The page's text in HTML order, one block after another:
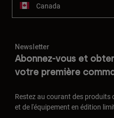
Canada
Newsletter
Abonnez-vous et
votre première
Restez au courant des produits
et de l'équipement en édition